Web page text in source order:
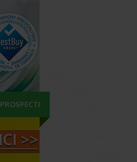
PROSPECTE